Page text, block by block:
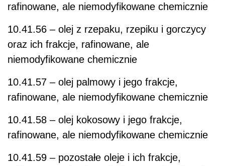
rafinowane, ale niemodyfikowane chemicznie
10.41.56 – olej z rzepaku, rzepiku i gorczycy
oraz ich frakcje, rafinowane, ale
niemodyfikowane chemicznie
10.41.57 – olej palmowy i jego frakcje,
rafinowane, ale niemodyfikowane chemicznie
10.41.58 – olej kokosowy i jego frakcje,
rafinowane, ale niemodyfikowane chemicznie
10.41.59 – pozostałe oleje i ich frakcje,